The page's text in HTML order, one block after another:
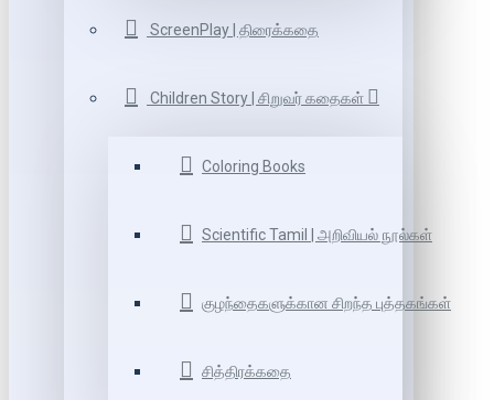
ScreenPlay | திரைக்கதை
Children Story | சிறுவர் கதைகள்
Coloring Books
Scientific Tamil | அறிவியல் நூல்கள்
குழந்தைகளுக்கான சிறந்த புத்தகங்கள்
சித்திரக்கதை